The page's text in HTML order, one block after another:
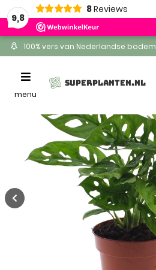
9,8
8Reviews
100% vers van Nederlandse bodem
Altijd gratis levering
Toggle
navigation
menu
SUPERPLANTEN.NL